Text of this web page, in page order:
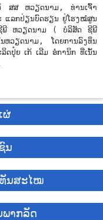
ວ້ ສສ ຫວຽດນາມ, ທ່ານເຈົ້າ
ແລກປ່ຽນບົດຮຽນ ຢູ່ໂຮງໝໍສູນ
ຊີພີ ຫວຽດນາມ ( ບໍລິສັດ ຊີພີ
ຫວຽດນາມ, ໂດຍການລົງທຶນ
ດປຸ໋ຍ ເກ້ ເລີມ ອໍການິກ ທີ່ເນັ້ນ
ຜ່
ນ
ນສະໄໝ
ພາກລັດ